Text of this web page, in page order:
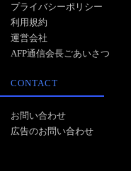
プライバシーポリシー
利用規約
運営会社
AFP通信会長ごあいさつ
CONTACT
お問い合わせ
広告のお問い合わせ